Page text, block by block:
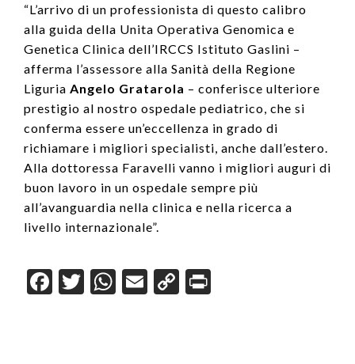
“L’arrivo di un professionista di questo calibro
alla guida della Unita Operativa Genomica e
Genetica Clinica dell’IRCCS Istituto Gaslini –
afferma l’assessore alla Sanità della Regione
Liguria Angelo Gratarola – conferisce ulteriore
prestigio al nostro ospedale pediatrico, che si
conferma essere un’eccellenza in grado di
richiamare i migliori specialisti, anche dall’estero.
Alla dottoressa Faravelli vanno i migliori auguri di
buon lavoro in un ospedale sempre più
all’avanguardia nella clinica e nella ricerca a
livello internazionale”.
F
a
T
wi
W
h
E
m
C
o